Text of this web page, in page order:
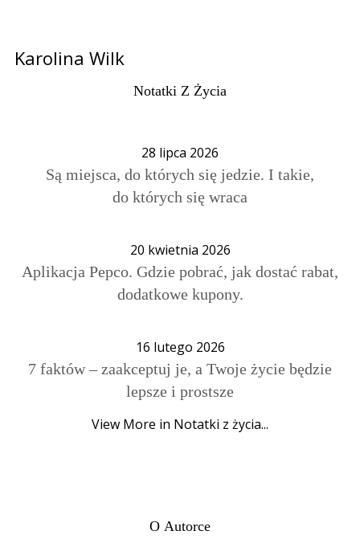
Karolina Wilk
Notatki Z Życia
28 lipca 2026
Są miejsca, do których się jedzie. I takie,
do których się wraca
20 kwietnia 2026
Aplikacja Pepco. Gdzie pobrać, jak dostać rabat,
dodatkowe kupony.
16 lutego 2026
7 faktów – zaakceptuj je, a Twoje życie będzie
lepsze i prostsze
View More in Notatki z życia...
O Autorce